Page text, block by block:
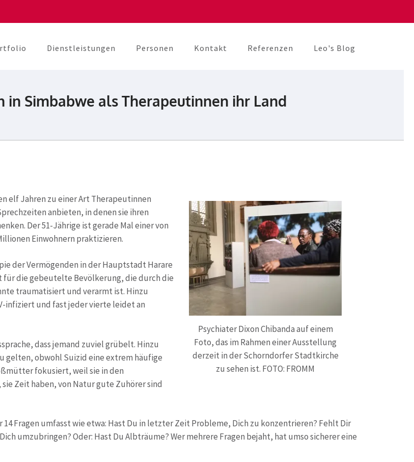
Dienstleistungen Personen Kontakt Referenzen Leo's Blog
Simbabwe als Therapeutinnen ihr Land
Psychiater Dixon Chibanda auf einem
Foto, das im Rahmen einer Ausstellung
derzeit in der Schorndorfer Stadtkirche
zu sehen ist. FOTO: FROMM
elf Jahren zu einer Art Therapeutinnen
anbieten, in denen sie ihren
Der 51-Jährige ist gerade Mal einer von
Einwohnern praktizieren.
der Vermögenden in der Hauptstadt Harare
für die gebeutelte Bevölkerung, die durch die
traumatisiert und verarmt ist. Hinzu
infiziert und fast jeder vierte leidet an
dass jemand zuviel grübelt. Hinzu
gelten, obwohl Suizid eine extrem häufige
fokusiert, weil sie in den
Zeit haben, von Natur gute Zuhörer sind
Fragen umfasst wie etwa: Hast Du in letzter Zeit Probleme, Dich zu konzentrieren? Fehlt Dir
umzubringen? Oder: Hast Du Albträume? Wer mehrere Fragen bejaht, hat umso sicherer eine